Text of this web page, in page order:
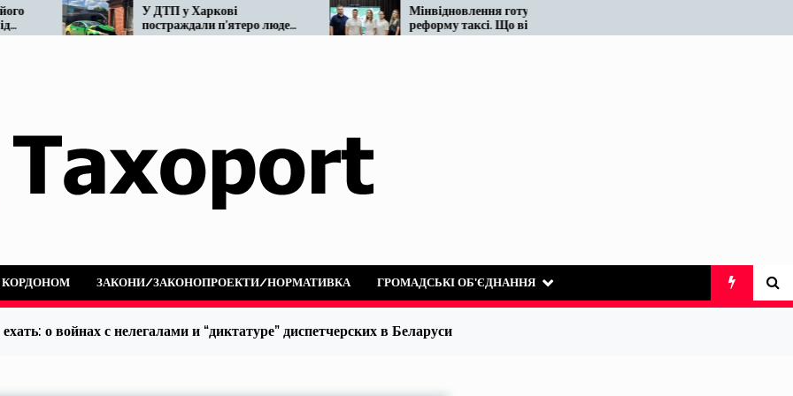
У ДТП у Харкові
постраждали п’ятеро людей:
не розминулися OnTaxi та
Мінвідновлення готує
реформу таксі. Що відомо
наразі…
таксі існує десятиліттями
КОРДОНОМ ЗАКОНИ/ЗАКОНОПРОЕКТИ/НОРМАТИВКА ГРОМАДСЬКІ ОБ’ЄДНАННЯ
о войнах с нелегалами и “диктатуре” диспетчерских в Беларуси